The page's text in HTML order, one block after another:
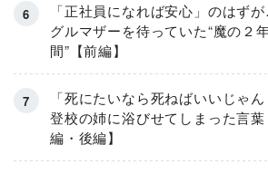
「正社員になれば安心」のはず
グルマザーを待っていた“魔の２
間”【前編】
「死にたいなら死ねばいいじゃ
登校の姉に浴びせてしまった言
編・後編】